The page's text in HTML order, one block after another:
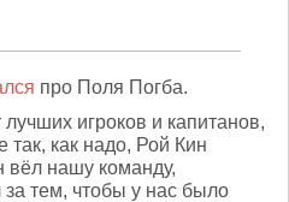
про Поля Погба.
игроков и капитанов,
как надо, Рой Кин
вёл нашу команду,
за тем, чтобы у нас было